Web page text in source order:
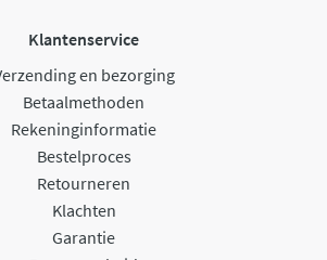
Klantenservice
en bezorging
Betaalmethoden
Rekeninginformatie
Bestelproces
Retourneren
Klachten
Garantie